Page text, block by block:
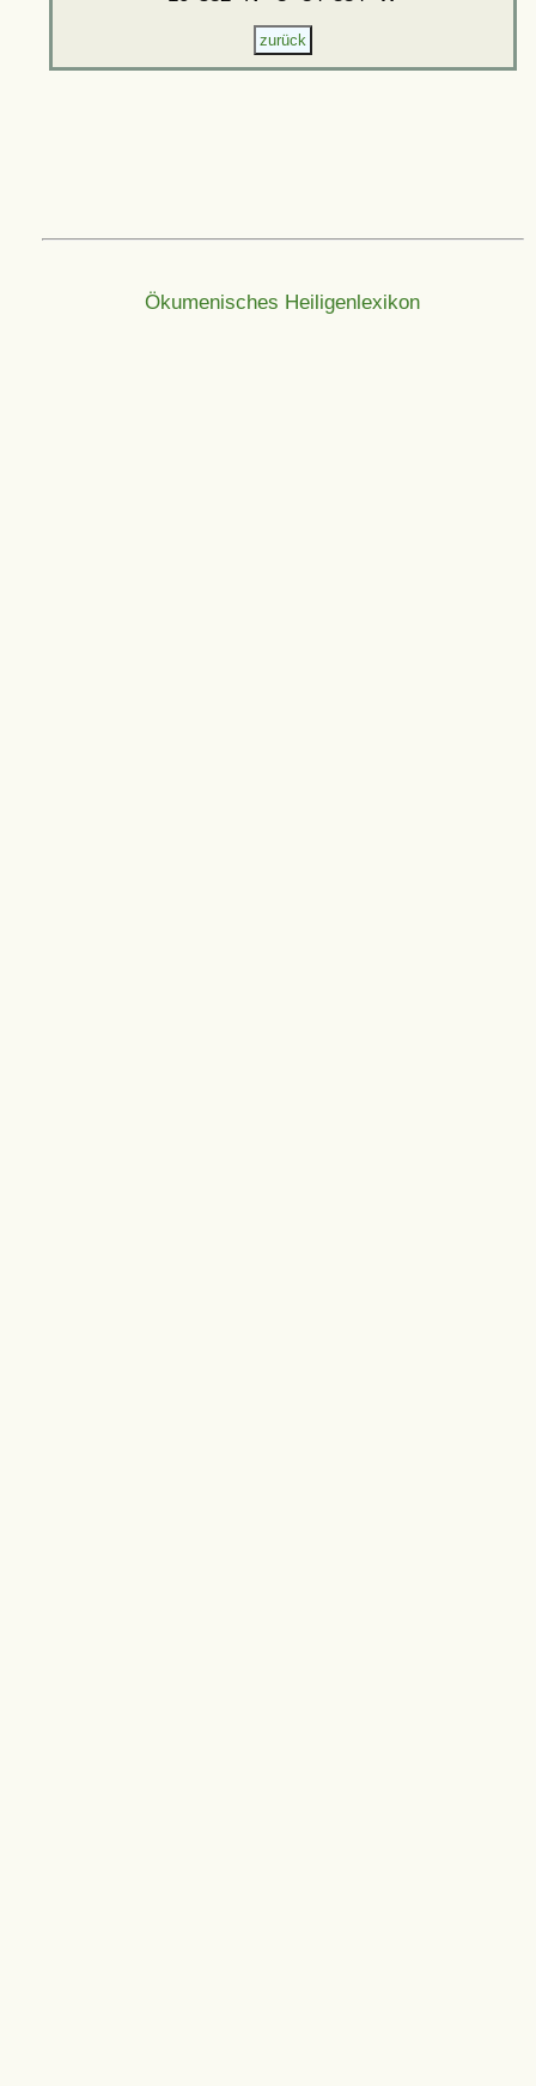
Ökumenisches Heiligenlexikon